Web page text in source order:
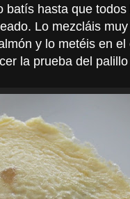
hasta que
Lo mezcláis
y lo metéis en
la prueba del